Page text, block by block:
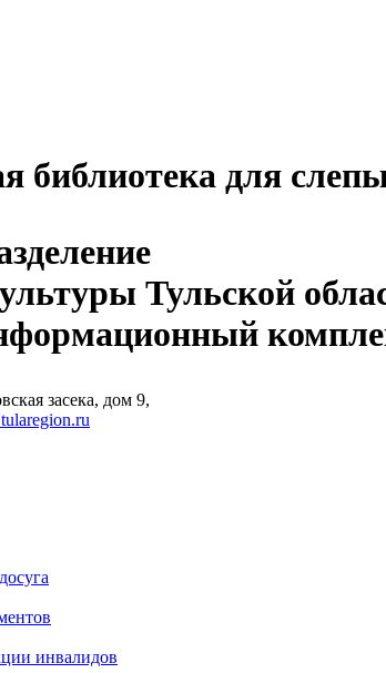
библиотека для
Тульской
засека, дом 9,
инвалидов